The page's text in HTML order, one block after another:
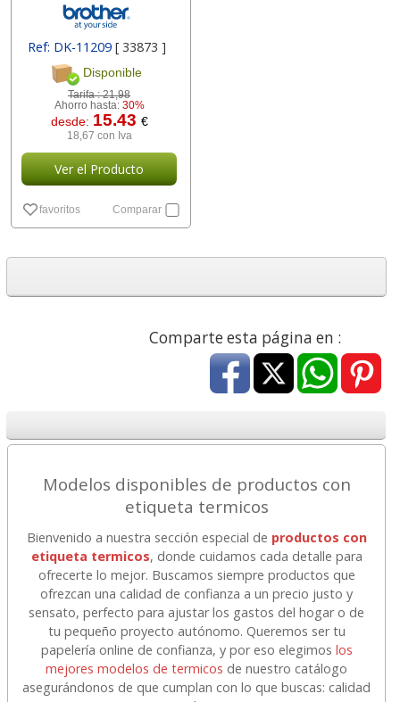
Ref: DK-11209 [ 33873 ]
Disponible
Tarifa :21,98
Ahorro hasta: 30%
desde: 15.43 €
18,67 con Iva
Ver el Producto
favoritos Comparar
Comparte esta página en :
Modelos disponibles de productos con
etiqueta termicos
Bienvenido a nuestra sección especial de productos con
etiqueta termicos, donde cuidamos cada detalle para
ofrecerte lo mejor. Buscamos siempre productos que
ofrezcan una calidad de confianza a un precio justo y
sensato, perfecto para ajustar los gastos del hogar o de
tu pequeño proyecto autónomo. Queremos ser tu
papelería online de confianza, y por eso elegimos los
mejores modelos de termicos de nuestro catálogo
asegurándonos de que cumplan con lo que buscas: calidad